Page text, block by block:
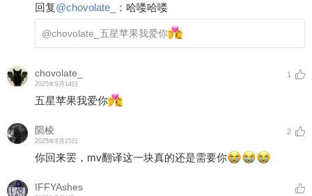
回复@chovolate_ ： 哈喽哈喽
@chovolate_ 五星苹果我爱你
chovolate_
2025年9月14日
1
五星苹果我爱你
陨棱
2025年8月25日
2
你回来罢，mv翻译这一块真的还是需要你
IFFYAshes